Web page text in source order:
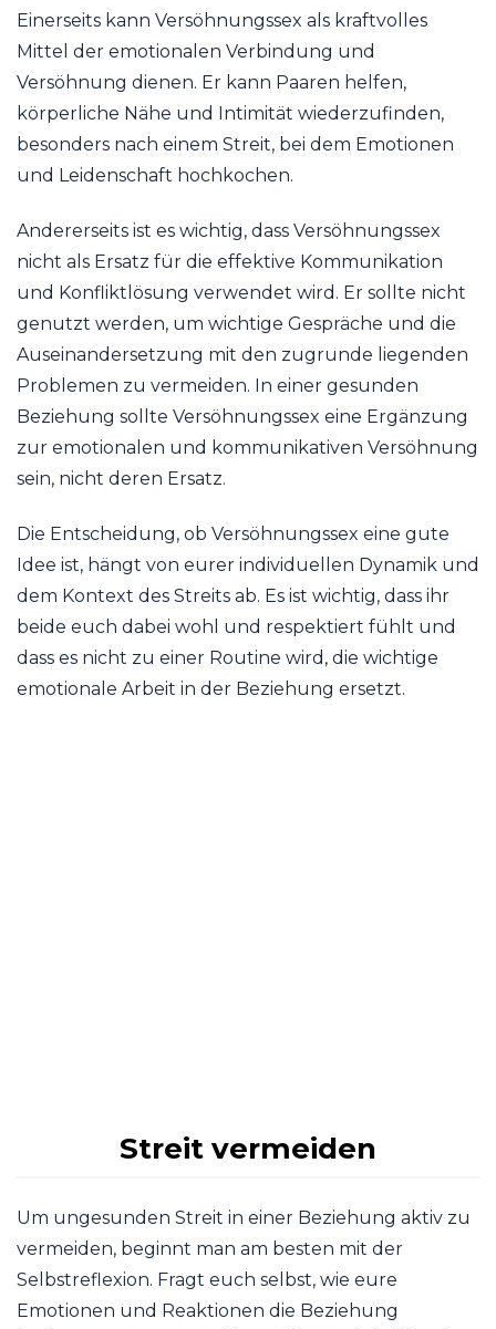
Einerseits kann Versöhnungssex als kraftvolles
Mittel der emotionalen Verbindung und
Versöhnung dienen. Er kann Paaren helfen,
körperliche Nähe und Intimität wiederzufinden,
besonders nach einem Streit, bei dem Emotionen
und Leidenschaft hochkochen.
Andererseits ist es wichtig, dass Versöhnungssex
nicht als Ersatz für die effektive Kommunikation
und Konfliktlösung verwendet wird. Er sollte nicht
genutzt werden, um wichtige Gespräche und die
Auseinandersetzung mit den zugrunde liegenden
Problemen zu vermeiden. In einer gesunden
Beziehung sollte Versöhnungssex eine Ergänzung
zur emotionalen und kommunikativen Versöhnung
sein, nicht deren Ersatz.
Die Entscheidung, ob Versöhnungssex eine gute
Idee ist, hängt von eurer individuellen Dynamik und
dem Kontext des Streits ab. Es ist wichtig, dass ihr
beide euch dabei wohl und respektiert fühlt und
dass es nicht zu einer Routine wird, die wichtige
emotionale Arbeit in der Beziehung ersetzt.
Streit vermeiden
Um ungesunden Streit in einer Beziehung aktiv zu
vermeiden, beginnt man am besten mit der
Selbstreflexion. Fragt euch selbst, wie eure
Emotionen und Reaktionen die Beziehung